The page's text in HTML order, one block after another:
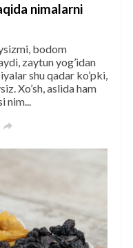
nimalarni
bodom
zaytun yog’idan
shu qadar ko’pki,
Xo’sh, aslida ham
